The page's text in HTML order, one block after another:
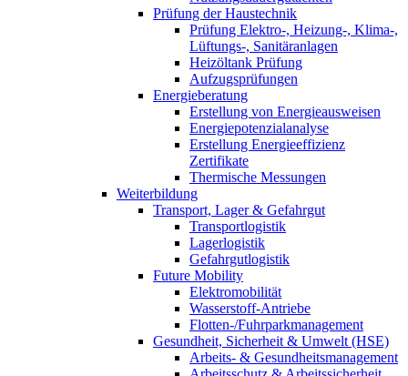
Prüfung der Haustechnik
Prüfung Elektro-, Heizung-, Klima-,
Lüftungs-, Sanitäranlagen
Heizöltank Prüfung
Aufzugsprüfungen
Energieberatung
Erstellung von Energieausweisen
Energiepotenzialanalyse
Erstellung Energieeffizienz
Zertifikate
Thermische Messungen
Weiterbildung
Transport, Lager & Gefahrgut
Transportlogistik
Lagerlogistik
Gefahrgutlogistik
Future Mobility
Elektromobilität
Wasserstoff-Antriebe
Flotten-/Fuhrparkmanagement
Gesundheit, Sicherheit & Umwelt (HSE)
Arbeits- & Gesundheitsmanagement